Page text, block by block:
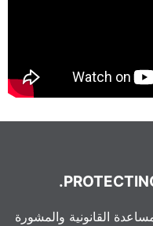
القانونية والمشورة